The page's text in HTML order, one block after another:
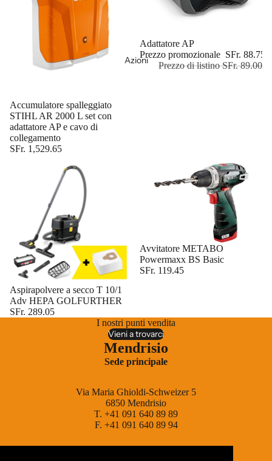
Azioni
Esaurito
Accumulatore spalleggiato
STIHL AR 2000 L set con
adattatore AP e cavo di
collegamento
SFr. 1,529.65
In offerta
Adattatore AP
Prezzo promozionale SFr. 88.75
Prezzo di listinoSFr. 89.00
Aspirapolvere a secco T 10/1
Adv HEPA GOLFURTHER
SFr. 289.05
Esaurito
Avvitatore METABO
Powermaxx BS Basic
SFr. 119.45
I nostri punti vendita
Vieni a trovarci
Mendrisio
Sede principale
Via Maria Ghioldi-Schweizer 5
6850 Mendrisio
T. +41 091 640 89 89
F. +41 091 640 89 94